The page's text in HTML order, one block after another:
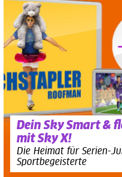
Dein Sky Smart &
mit Sky X!
Die Heimat für Serien-
Sportbegeisterte